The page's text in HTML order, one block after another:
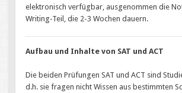
elektronisch verfügbar, ausgenommen die
Writing-Teil, die 2-3 Wochen dauern.
Aufbau und Inhalte von SAT und ACT
Die beiden Prüfungen SAT und ACT sind
d.h. sie fragen nicht Wissen aus bestimmten